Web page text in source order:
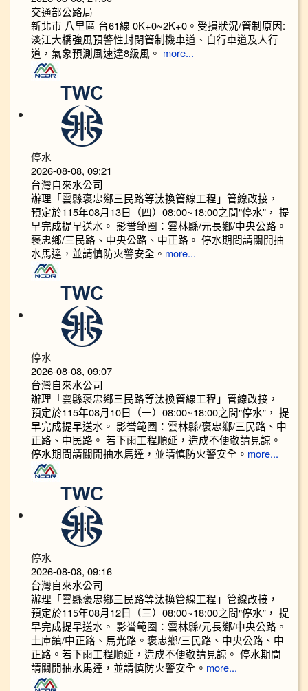
交通部公路局
新北市 八里區 台61線 0K+0~2K+0。受損狀況/管制原因:
淡江大橋強風預警性封閉管制機車道、自行車道及人行
道，氣象預測風速達8級風。
more...
停水
2026-08-08, 09:21
台灣自來水公司
辦理「雲縣褒忠鄉三民路等汰換管線工程」管線改接，
預定於115年08月13日（四）08:00~18:00之間"停水”， 提
早完成提早送水。 影誉範圈：雲林縣/元長鄉/中央公路。
褒忠鄉/三民路、中央公路、中正路。 停水期間請關開抽
水馬達，並請慎防火警安全。 more...
停水
2026-08-08, 09:07
台灣自來水公司
辦理「雲縣褒忠鄉三民路等汰換管線工程」管線改接，
預定於115年08月10日（一）08:00~18:00之間"停水”， 提
早完成提早送水。 影誉範圈：雲林縣/褒忠鄉/三民路、中
正路、中民路。 若下雨工程順延，造成不便敬請見諒。
停水期間請關開抽水馬達，並請慎防火警安全。 more...
停水
2026-08-08, 09:16
台灣自來水公司
辦理「雲縣褒忠鄉三民路等汰換管線工程」管線改接，
預定於115年08月12日（三）08:00~18:00之間"停水”， 提
早完成提早送水。 影誉範圈：雲林縣/元長鄉/中央公路。
土庫鎮/中正路、馬光路。褒忠鄉/三民路、中央公路、中
正路。若下雨工程順延，造成不便敬請見諒。 停水期間
請關開抽水馬達，並請慎防火警安全。 more...